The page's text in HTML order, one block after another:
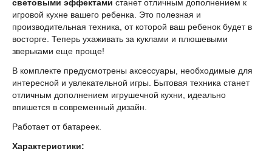
световыми эффектами станет отличным дополнением к
игровой кухне вашего ребенка. Это полезная и
производительная техника, от которой ваш ребенок будет в
восторге. Теперь ухаживать за куклами и плюшевыми
зверьками еще проще!
В комплекте предусмотрены аксессуары, необходимые для
интересной и увлекательной игры. Бытовая техника станет
отличным дополнением игрушечной кухни, идеально
впишется в современный дизайн.
Работает от батареек.
Характеристики: